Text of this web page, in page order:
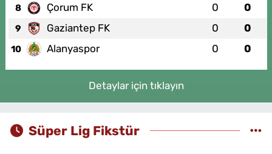
8 Çorum FK 0 0
9 Gaziantep FK 0 0
10 Alanyaspor 0 0
Detaylar için tıklayın
Süper Lig Fikstür